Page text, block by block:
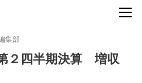
集部
２四半期決算 増収